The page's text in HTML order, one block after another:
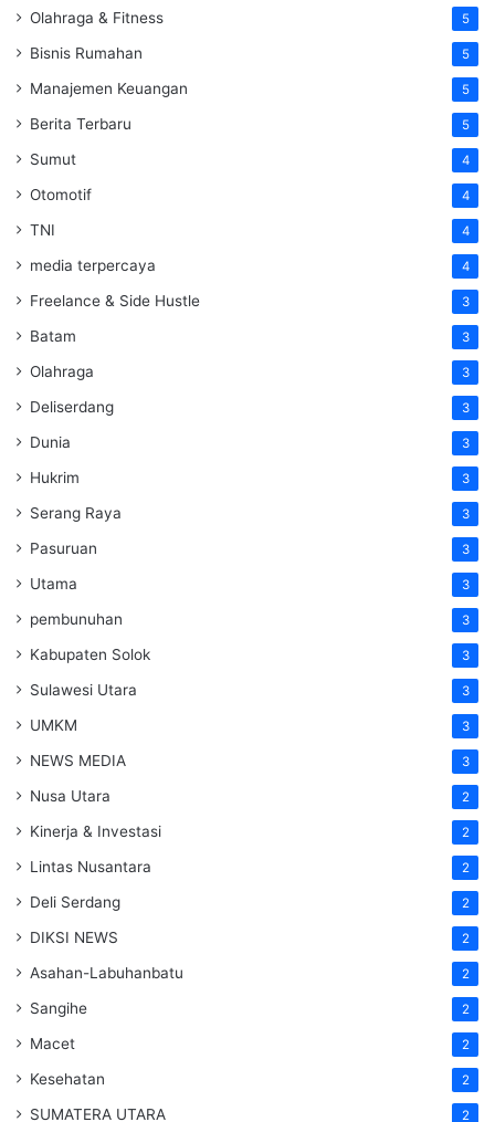
Olahraga & Fitness 5
Bisnis Rumahan 5
Manajemen Keuangan 5
Berita Terbaru 5
Sumut 4
Otomotif 4
TNI 4
media terpercaya 4
Freelance & Side Hustle 3
Batam 3
Olahraga 3
Deliserdang 3
Dunia 3
Hukrim 3
Serang Raya 3
Pasuruan 3
Utama 3
pembunuhan 3
Kabupaten Solok 3
Sulawesi Utara 3
UMKM 3
NEWS MEDIA 3
Nusa Utara 2
Kinerja & Investasi 2
Lintas Nusantara 2
Deli Serdang 2
DIKSI NEWS 2
Asahan-Labuhanbatu 2
Sangihe 2
Macet 2
Kesehatan 2
SUMATERA UTARA 2